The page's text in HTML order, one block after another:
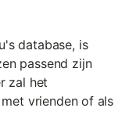
database, is
passend zijn
zal het
vrienden of als